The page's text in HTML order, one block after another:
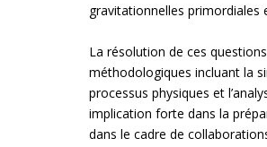
gravitationnelles primordiales
La résolution de ces
méthodologiques incluant la
processus physiques et
implication forte dans la
dans le cadre de